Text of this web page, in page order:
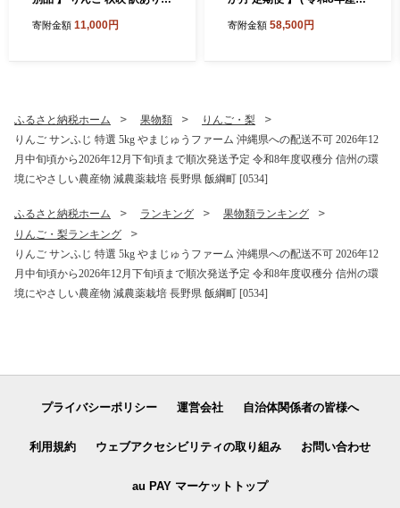
証 ながの農業協同組合 2026
[1202]
寄附金額 11,000円
への配送不可 2026年10月上
寄附金額 58,500円
ふるさと納税ホーム 果物類
りんご・梨
りんご サンふじ 特選 5kg やまじゅうファーム 沖縄県への配送不可 2026年12
月中旬頃から2026年12月下旬頃まで順次発送予定 令和8年度収穫分 信州の環
境にやさしい農産物 減農薬栽培 長野県 飯綱町 [0534]
ふるさと納税ホーム ランキング
果物類ランキング
りんご・梨ランキング
りんご サンふじ 特選 5kg やまじゅうファーム 沖縄県への配送不可 2026年12
月中旬頃から2026年12月下旬頃まで順次発送予定 令和8年度収穫分 信州の環
境にやさしい農産物 減農薬栽培 長野県 飯綱町 [0534]
プライバシーポリシー 運営会社 自治体関係者の皆様へ
利用規約 ウェブアクセシビリティの取り組み お問い合わせ
au PAY マーケットトップ